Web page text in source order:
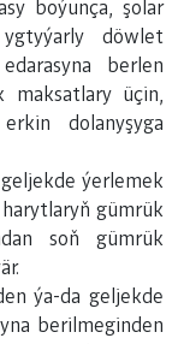
boýunça, şolar
döwlet
berlen
maksatlary üçin,
dolanyşyga
ýerlemek
gümrük
soň gümrük
ýa-da geljekde
berilmeginden